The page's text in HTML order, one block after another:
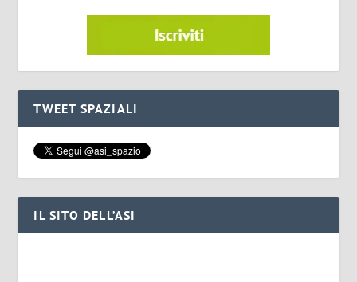
TWEET SPAZIALI
IL SITO DELL’ASI